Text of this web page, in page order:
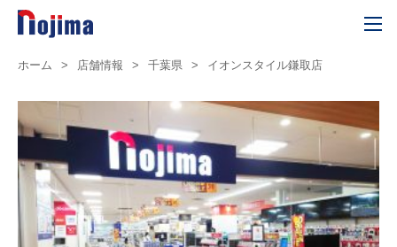
ホーム > 店舗情報 > 千葉県 > イオンスタイル鎌取店